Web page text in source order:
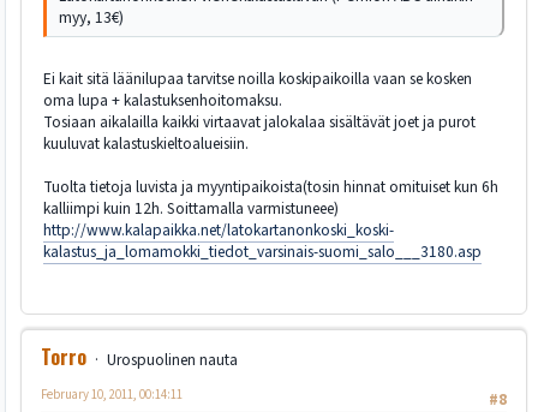
myy, 13€)
Ei kait sitä läänilupaa tarvitse noilla koskipaikoilla vaan se kosken
oma lupa + kalastuksenhoitomaksu.
Tosiaan aikalailla kaikki virtaavat jalokalaa sisältävät joet ja purot
kuuluvat kalastuskieltoalueisiin.
Tuolta tietoja luvista ja myyntipaikoista(tosin hinnat omituiset kun 6h
kalliimpi kuin 12h. Soittamalla varmistuneee)
http://www.kalapaikka.net/latokartanonkoski_koski-
kalastus_ja_lomamokki_tiedot_varsinais-suomi_salo___3180.asp
Torro
Urospuolinen nauta
#8
February 10, 2011, 00:14:11